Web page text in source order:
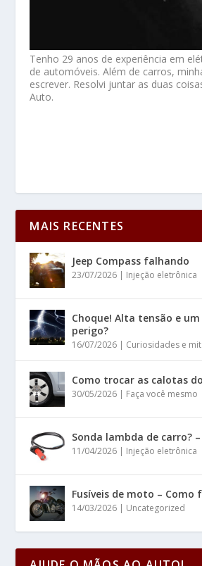
Tenho 29 anos de experiência em
de automóveis. Além de carros,
escrever. Resolvi juntar as duas
Auto.
MAIS RECENTES
Jeep Compass falhando
23/07/2026 | Injeção eletrônica
Choque! Alta tensão e
perigo?
16/07/2026 | Curiosidades e
Como trocar as calotas
30/05/2026 | Faça você mesmo
Sonda lambda de carro?
11/04/2026 | Injeção eletrônica
Fusíveis de moto – Como
14/03/2026 | Uncategorized